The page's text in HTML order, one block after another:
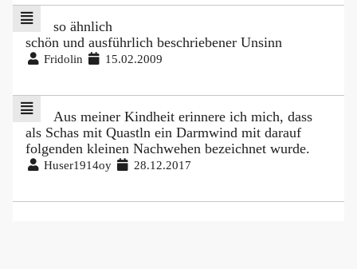
so ähnlich
schön und ausführlich beschriebener Unsinn
Fridolin 15.02.2009
Aus meiner Kindheit erinnere ich mich, dass
als Schas mit Quastln ein Darmwind mit darauf
folgenden kleinen Nachwehen bezeichnet wurde.
Huser1914oy 28.12.2017